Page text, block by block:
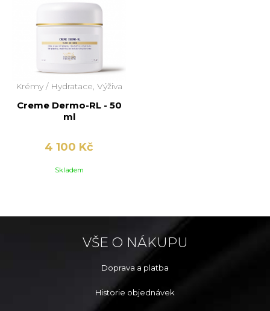
Krémy / Hydratace, Výživa
Creme Dermo-RL - 50
ml
4 100 Kč
Skladem
VŠE O NÁKUPU
Doprava a platba
Historie objednávek